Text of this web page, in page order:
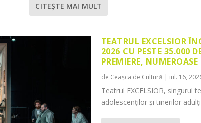
CITEŞTE MAI MULT
TEATRUL EXCELSIOR
2026 CU PESTE 35.000
PREMIERE,
de Ceașca de Cultură | iul. 16,
Teatrul EXCELSIOR, singurul
adolescenților și tinerilor